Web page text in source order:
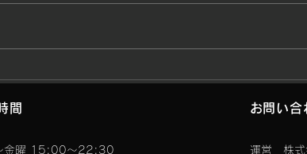
11/23(火)祝日営業時間につ
間
金曜 15:00〜22:30
お問い合
運営 株式